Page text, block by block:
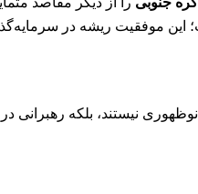
این موفقیت ریشه در
نوظهوری نیستند، بلکه